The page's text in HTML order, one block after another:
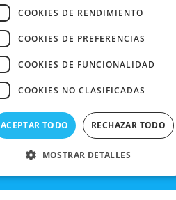
COOKIES DE RENDIMIENTO
COOKIES DE PREFERENCIAS
COOKIES DE FUNCIONALIDAD
COOKIES NO CLASIFICADAS
ACEPTAR TODO RECHAZAR TODO
MOSTRAR DETALLES